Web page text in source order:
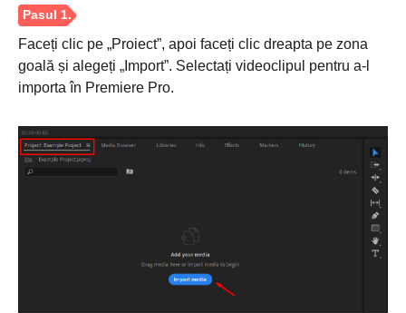
Faceți clic pe „Proiect”, apoi faceți clic dreapta pe zona
goală și alegeți „Import”. Selectați videoclipul pentru a-l
importa în Premiere Pro.